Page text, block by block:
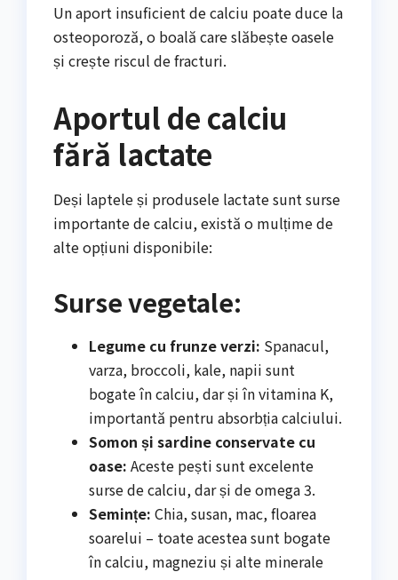
Un aport insuficient de calciu poate duce la
osteoporoză, o boală care slăbește oasele
și crește riscul de fracturi.
Aportul de calciu
fără lactate
Deși laptele și produsele lactate sunt surse
importante de calciu, există o mulțime de
alte opțiuni disponibile:
Surse vegetale:
Legume cu frunze verzi: Spanacul,
varza, broccoli, kale, napii sunt
bogate în calciu, dar și în vitamina K,
importantă pentru absorbția calciului.
Somon și sardine conservate cu
oase: Aceste pești sunt excelente
surse de calciu, dar și de omega 3.
Semințe: Chia, susan, mac, floarea
soarelui – toate acestea sunt bogate
în calciu, magneziu și alte minerale